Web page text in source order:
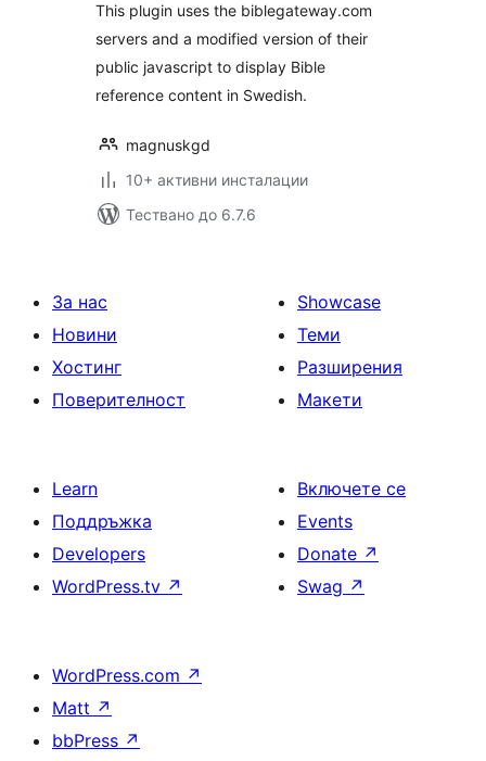
This plugin uses the biblegateway.com
servers and a modified version of their
public javascript to display Bible
reference content in Swedish.
magnuskgd
10+ активни инсталации
Тествано до 6.7.6
За нас
Новини
Хостинг
Поверителност
Showcase
Теми
Разширения
Макети
Learn
Поддръжка
Developers
WordPress.tv ↗
Включете се
Events
Donate ↗
Swag ↗
WordPress.com ↗
Matt ↗
bbPress ↗